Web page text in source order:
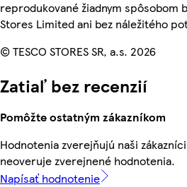
reprodukované žiadnym spôsobom
Stores Limited ani bez náležitého
© TESCO STORES SR, a.s. 2026
Zatiaľ bez recenzií
Pomôžte ostatným zákazníkom
Hodnotenia zverejňujú naši
neoveruje zverejnené hodnotenia.
Napísať hodnotenie